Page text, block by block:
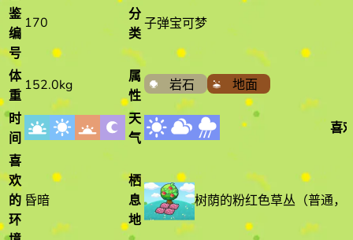
鉴
编
号
170
分
类
子弹宝可梦
体
重
152.0kg
属
性
岩石 地面
时
间
天
气
喜
喜
欢
的
环
昏暗
栖
息
地
树荫的粉红色草丛 （普通，